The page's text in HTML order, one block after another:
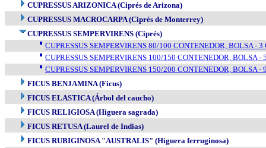
CUPRESSUS ARIZONICA (Ciprés de Arizona)
CUPRESSUS MACROCARPA (Ciprés de Monterrey)
CUPRESSUS SEMPERVIRENS (Ciprés)
CUPRESSUS SEMPERVIRENS 80/100 CONTENEDOR, BOLSA - 3
CUPRESSUS SEMPERVIRENS 100/150 CONTENEDOR, BOLSA -
CUPRESSUS SEMPERVIRENS 150/200 CONTENEDOR, BOLSA -
FICUS BENJAMINA (Ficus)
FICUS ELASTICA (Árbol del caucho)
FICUS RELIGIOSA (Higuera sagrada)
FICUS RETUSA (Laurel de Indias)
FICUS RUBIGINOSA "AUSTRALIS" (Higuera ferruginosa)